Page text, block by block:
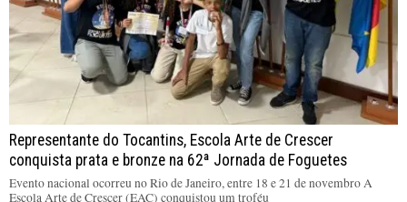
Representante do Tocantins, Escola Arte de Crescer
conquista prata e bronze na 62ª Jornada de Foguetes
Evento nacional ocorreu no Rio de Janeiro, entre 18 e 21 de novembro A
Escola Arte de Crescer (EAC) conquistou um troféu